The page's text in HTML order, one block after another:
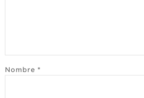
Nombre *